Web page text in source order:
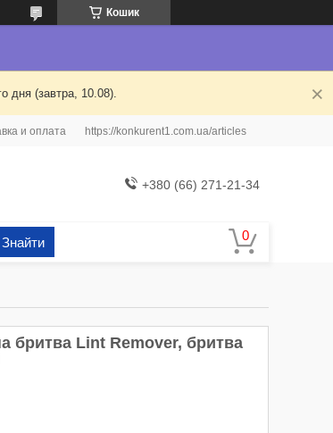
Кошик
дня (завтра, 10.08).
и оплата https://konkurent1.com.ua/articles
+380 (66) 271-21-34
Знайти
бритва Lint Remover, бритва